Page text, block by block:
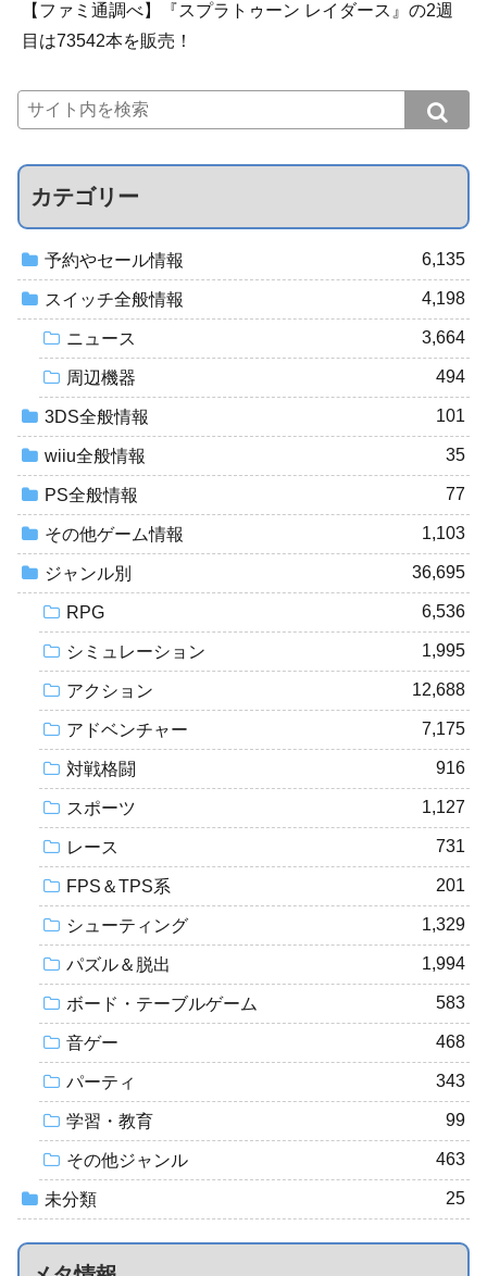
【ファミ通調べ】『スプラトゥーン レイダース』の2週
目は73542本を販売！
カテゴリー
予約やセール情報 6,135
スイッチ全般情報 4,198
ニュース 3,664
周辺機器 494
3DS全般情報 101
wiiu全般情報 35
PS全般情報 77
その他ゲーム情報 1,103
ジャンル別 36,695
RPG 6,536
シミュレーション 1,995
アクション 12,688
アドベンチャー 7,175
対戦格闘 916
スポーツ 1,127
レース 731
FPS＆TPS系 201
シューティング 1,329
パズル＆脱出 1,994
ボード・テーブルゲーム 583
音ゲー 468
パーティ 343
学習・教育 99
その他ジャンル 463
未分類 25